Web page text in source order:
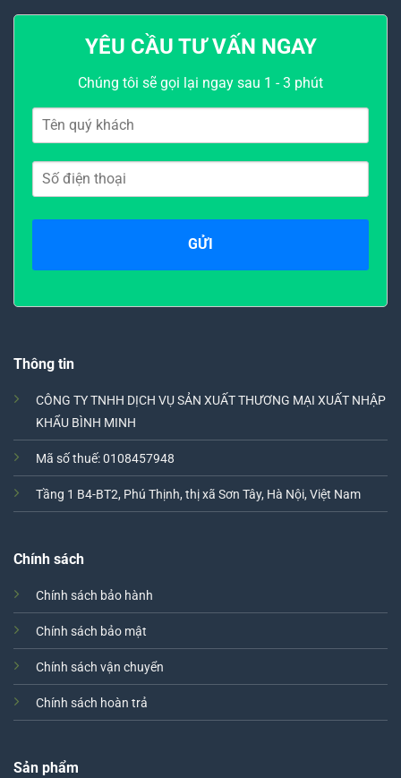
YÊU CẦU TƯ VẤN NGAY
Chúng tôi sẽ gọi lại ngay sau 1 - 3 phút
Thông tin
CÔNG TY TNHH DỊCH VỤ SẢN XUẤT THƯƠNG MẠI XUẤT NHẬP
KHẨU BÌNH MINH
Mã số thuế: 0108457948
Tầng 1 B4-BT2, Phú Thịnh, thị xã Sơn Tây, Hà Nội, Việt Nam
Chính sách
Chính sách bảo hành
Chính sách bảo mật
Chính sách vận chuyển
Chính sách hoàn trả
Sản phẩm